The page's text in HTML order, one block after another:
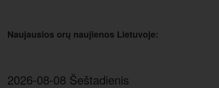
Naujausios orų naujienos Lietuvoje:
2026-08-08 Šeštadienis